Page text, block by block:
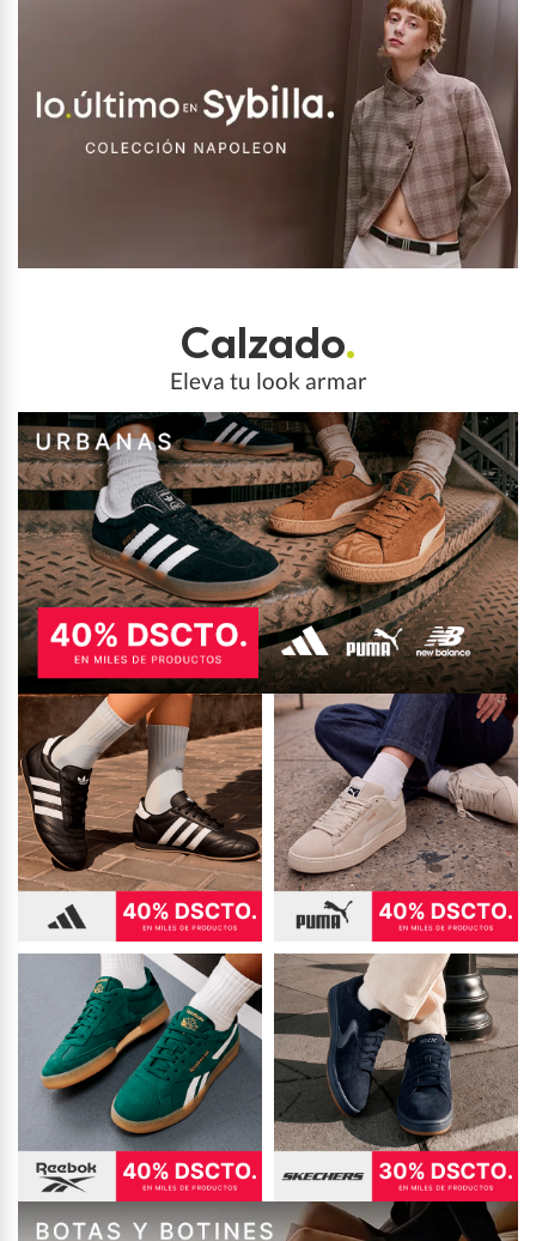
Calzado.
Eleva tu look armar